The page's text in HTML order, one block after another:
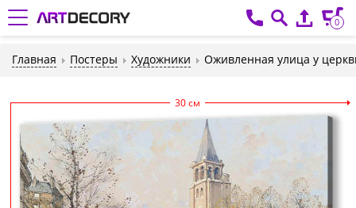
0
Главная Постеры Художники Оживленная улица у
30 см